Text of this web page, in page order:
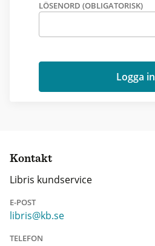
LÖSENORD (OBLIGATORISK)
Logga in
Kontakt
Libris kundservice
E-POST
libris@kb.se
TELEFON